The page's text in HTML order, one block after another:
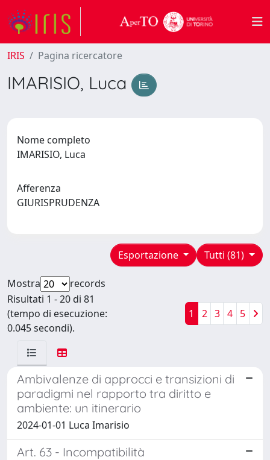
IRIS Pagina ricercatore
IMARISIO, Luca
Nome completo
IMARISIO, Luca
Afferenza
GIURISPRUDENZA
Tutti (81)
Esportazione
Mostra
records
Risultati 1 - 20 di 81
(tempo di esecuzione:
0.045 secondi).
1 2 3 4 5
Ambivalenze di approcci e transizioni di
paradigmi nel rapporto tra diritto e
ambiente: un itinerario
2024-01-01 Luca Imarisio
Art. 63 - Incompatibilità